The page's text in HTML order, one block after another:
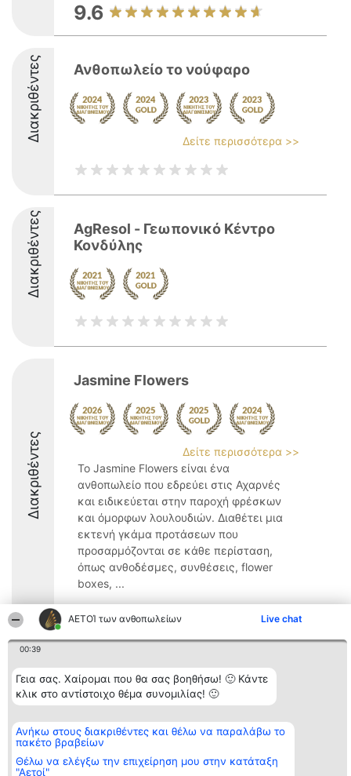
ΑΕΤΟΊ των ανθοπωλείων Live chat
00:39
Γεια σας. Χαίρομαι που θα σας βοηθήσω! 🙂 Κάντε
κλικ στο αντίστοιχο θέμα συνομιλίας! 🙂
Ανήκω στους διακριθέντες και θέλω να παραλάβω το
πακέτο βραβείων
Θέλω να ελέγξω την επιχείρηση μου στην κατάταξη
"Αετοί"
9.6
Διακριθέντες Ανθοπωλείο το νούφαρο
Δείτε περισσότερα >>
Διακριθέντες
AgResol - Γεωπονικό Κέντρο
Κονδύλης
Διακριθέντες
Jasmine Flowers
Δείτε περισσότερα >>
Το Jasmine Flowers είναι ένα
ανθοπωλείο που εδρεύει στις Αχαρνές
και ειδικεύεται στην παροχή φρέσκων
και όμορφων λουλουδιών. Διαθέτει μια
εκτενή γκάμα προτάσεων που
προσαρμόζονται σε κάθε περίσταση,
όπως ανθοδέσμες, συνθέσεις, flower
boxes, ...
9.8
Διοργανωτής της
κατάταξης
BEAUTIFUL COMPANY
Μονοπρόσωπη ΙΚΕ
2104128019
email:
aetoi@beautifulcompany.co
Κατάταξη
Διακριθέντες
Λίστα όλων
Μεθοδολογία
Όροι &
ΠΟΛΙΤΙΚΗ
Επικοινωνία
Επικοινωνία